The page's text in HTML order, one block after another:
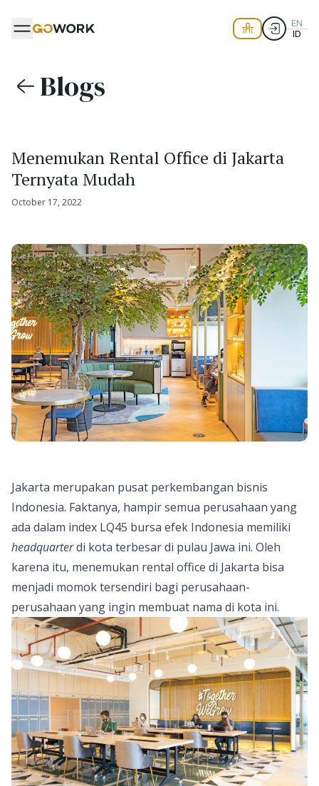
EN
ID
Blogs
Menemukan Rental Office di Jakarta
Ternyata Mudah
October 17, 2022
Jakarta merupakan pusat perkembangan bisnis
Indonesia. Faktanya, hampir semua perusahaan yang
ada dalam index LQ45 bursa efek Indonesia memiliki
headquarterdi kota terbesar di pulau Jawa ini. Oleh
karena itu, menemukan rental office di Jakarta bisa
menjadi momok tersendiri bagi perusahaan-
perusahaan yang ingin membuat nama di kota ini.